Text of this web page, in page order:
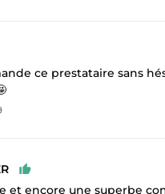
ce prestataire sans
et encore une superbe